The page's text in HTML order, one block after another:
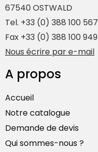
67540 OSTWALD
Tel. +33 (0) 388 100 567
Fax +33 (0) 388 100 949
Nous écrire par e-mail
A propos
Accueil
Notre catalogue
Demande de devis
Qui sommes-nous ?